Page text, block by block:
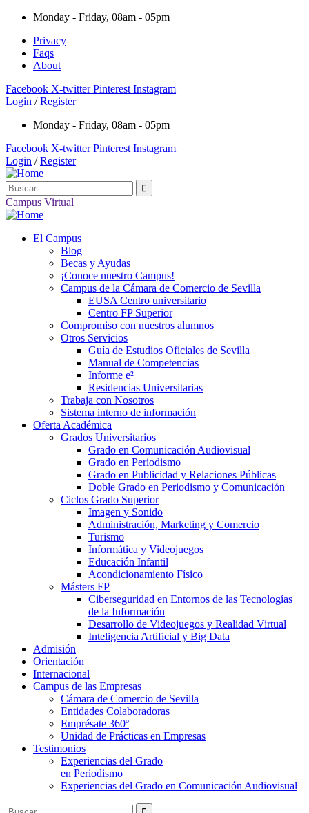
Monday - Friday, 08am - 05pm
Privacy
Faqs
About
Facebook X-twitter Pinterest Instagram
Login / Register
Monday - Friday, 08am - 05pm
Facebook X-twitter Pinterest Instagram
Login / Register
Campus Virtual
El Campus
Blog
Becas y Ayudas
¡Conoce nuestro Campus!
Campus de la Cámara de Comercio de Sevilla
EUSA Centro universitario
Centro FP Superior
Compromiso con nuestros alumnos
Otros Servicios
Guía de Estudios Oficiales de Sevilla
Manual de Competencias
Informe e²
Residencias Universitarias
Trabaja con Nosotros
Sistema interno de información
Oferta Académica
Grados Universitarios
Grado en Comunicación Audiovisual
Grado en Periodismo
Grado en Publicidad y Relaciones Públicas
Doble Grado en Periodismo y Comunicación
Ciclos Grado Superior
Imagen y Sonido
Administración, Marketing y Comercio
Turismo
Informática y Videojuegos
Educación Infantil
Acondicionamiento Físico
Másters FP
Ciberseguridad en Entornos de las Tecnologías
de la Información
Desarrollo de Videojuegos y Realidad Virtual
Inteligencia Artificial y Big Data
Admisión
Orientación
Internacional
Campus de las Empresas
Cámara de Comercio de Sevilla
Entidades Colaboradoras
Emprésate 360º
Unidad de Prácticas en Empresas
Testimonios
Experiencias del Grado
en Periodismo
Experiencias del Grado en Comunicación Audiovisual